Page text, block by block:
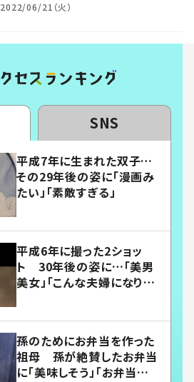
2022/06/21（火）
SNS
平成7年に生まれた双子…
その29年後の姿に「漫画み
たい」「素敵すぎる」
平成6年に撮った2ショッ
ト 30年後の姿に…「美男
美女」「こんな夫婦になりた
孫のためにお弁当を作った
祖母 孫が絶賛したお弁当
に「美味しそう」「お弁当すご